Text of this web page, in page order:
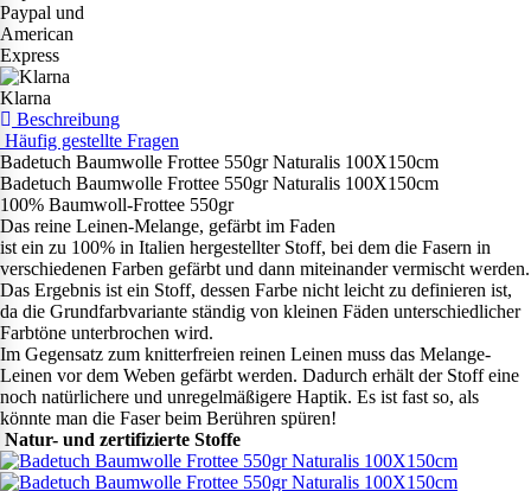
Paypal und
American
Express
Klarna
Beschreibung
Häufig gestellte Fragen
Badetuch Baumwolle Frottee 550gr Naturalis 100X150cm
Badetuch Baumwolle Frottee 550gr Naturalis 100X150cm
100% Baumwoll-Frottee 550gr
Das reine Leinen-Melange, gefärbt im Faden
ist ein zu 100% in Italien hergestellter Stoff, bei dem die Fasern in
verschiedenen Farben gefärbt und dann miteinander vermischt werden.
Das Ergebnis ist ein Stoff, dessen Farbe nicht leicht zu definieren ist,
da die Grundfarbvariante ständig von kleinen Fäden unterschiedlicher
Farbtöne unterbrochen wird.
Im Gegensatz zum knitterfreien reinen Leinen muss das Melange-
Leinen vor dem Weben gefärbt werden. Dadurch erhält der Stoff eine
noch natürlichere und unregelmäßigere Haptik. Es ist fast so, als
könnte man die Faser beim Berühren spüren!
Natur- und zertifizierte Stoffe